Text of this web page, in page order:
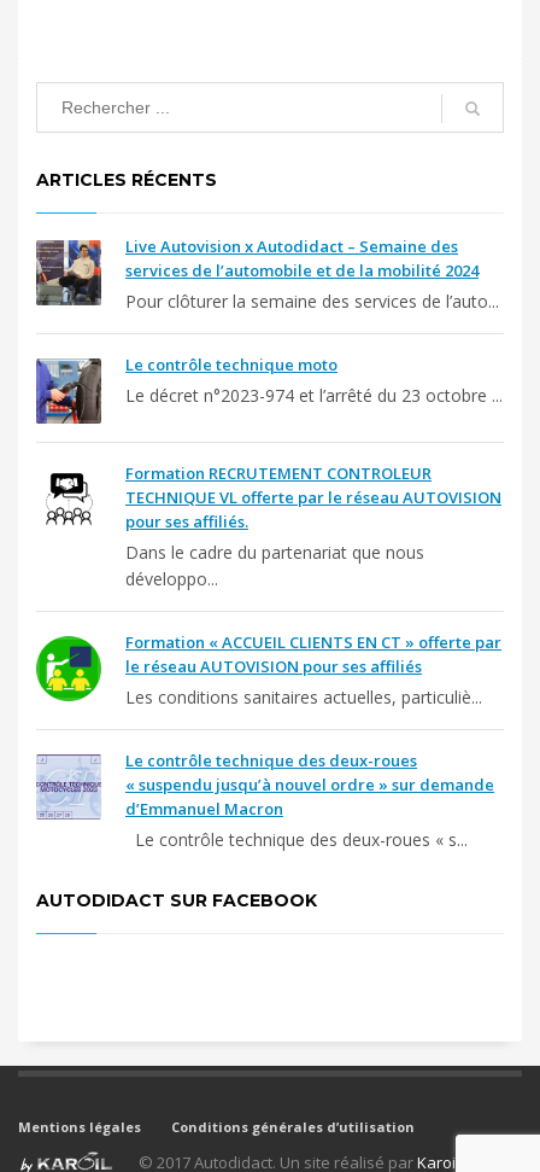
ARTICLES RÉCENTS
Live Autovision x Autodidact – Semaine des
services de l’automobile et de la mobilité 2024
Pour clôturer la semaine des services de l’auto...
Le contrôle technique moto
Le décret n°2023-974 et l’arrêté du 23 octobre ...
Formation RECRUTEMENT CONTROLEUR
TECHNIQUE VL offerte par le réseau AUTOVISION
pour ses affiliés.
Dans le cadre du partenariat que nous
développo...
Formation « ACCUEIL CLIENTS EN CT » offerte par
le réseau AUTOVISION pour ses affiliés
Les conditions sanitaires actuelles, particuliè...
Le contrôle technique des deux-roues
« suspendu jusqu’à nouvel ordre » sur demande
d’Emmanuel Macron
Le contrôle technique des deux-roues « s...
AUTODIDACT SUR FACEBOOK
Mentions légales Conditions générales d’utilisation
© 2017 Autodidact. Un site réalisé parKaroil